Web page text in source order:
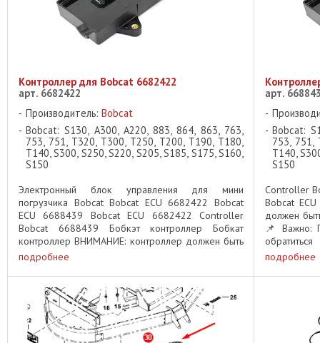
Контроллер для Bobcat 6682422
арт. 6682422
Производитель: Bobcat
Bobcat: S130, A300, A220, 883, 864, 863, 763,
753, 751, T320, T300, T250, T200, T190, T180,
T140, S300, S250, S220, S205, S185, S175, S160,
S150
Электронный блок управления для мини
погрузчика Bobcat Bobcat ECU 6682422 Bobcat
ECU 6688439 Bobcat ECU 6682422 Controller
Bobcat 6688439 Бобкэт контроллер Бобкат
контроллер ВНИМАНИЕ: контроллер должен быть
запрограммирован после установки ...
подробнее
арт.
Bobcat:
753, 751,
T140,
S150
Controller
Bobcat
должен
📌 Важно:
подробнее